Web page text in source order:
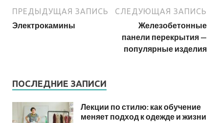
ПРЕДЫДУЩАЯ ЗАПИСЬ
Электрокамины
СЛЕДУЮЩАЯ ЗАПИСЬ
Железобетонные
панели перекрытия —
популярные изделия
ПОСЛЕДНИЕ ЗАПИСИ
Лекции по стилю: как обучение
меняет подход к одежде и жизни